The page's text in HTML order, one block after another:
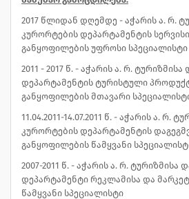
2017 წლიდან დღემდე - აჭარის ა. რ.
კურორტების დეპარტამენტის
განყოფილების უფროსი სპეციალისტი
2011 - 2017 წ. - აჭარის ა. რ.
დეპარტამენტის ტურისტული
განყოფილების მთავარი
11.04.2011-14.07.2011 წ. - აჭარის ა. რ.
კურორტების დეპარტამენტის
განყოფილების წამყვანი
2007-2011 წ. - აჭარის ა. რ. ტურიზმისა
დეპარტამენტი რეკლამისა და
წამყვანი სპეციალისტი